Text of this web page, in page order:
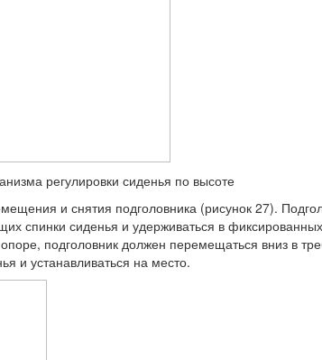
регулировки сиденья по высоте
и снятия подголовника (рисунок 27).
спинки сиденья и удерживаться в
подголовник должен перемещаться вниз в
и устанавливаться на место.